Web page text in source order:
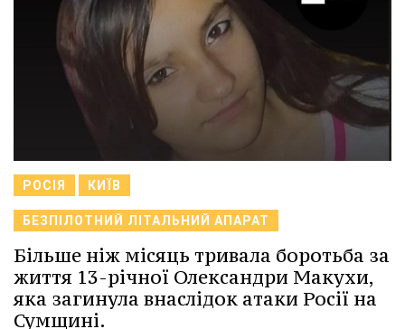
РОСІЯ КИЇВ
БЕЗПІЛОТНИЙ ЛІТАЛЬНИЙ АПАРАТ
Більше ніж місяць тривала боротьба за
життя 13-річної Олександри Макухи,
яка загинула внаслідок атаки Росії на
Сумщині.